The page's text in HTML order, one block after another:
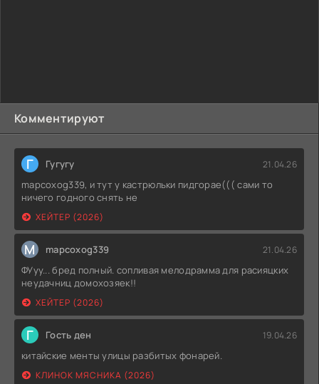
Комментируют
Г Гугугу 21.04.26
mapcoxog339, и тут у кастрюльки пидгорае((( сами то
ничего годного снять не
ХЕЙТЕР (2026)
M mapcoxog339 21.04.26
ФУуу... бред полный. сопливая мелодрамма для расияцких
неудачниц домохозяек!!
ХЕЙТЕР (2026)
Г Гость ден 19.04.26
китайские менты улицы разбитых фонарей.
КЛИНОК МЯСНИКА (2026)